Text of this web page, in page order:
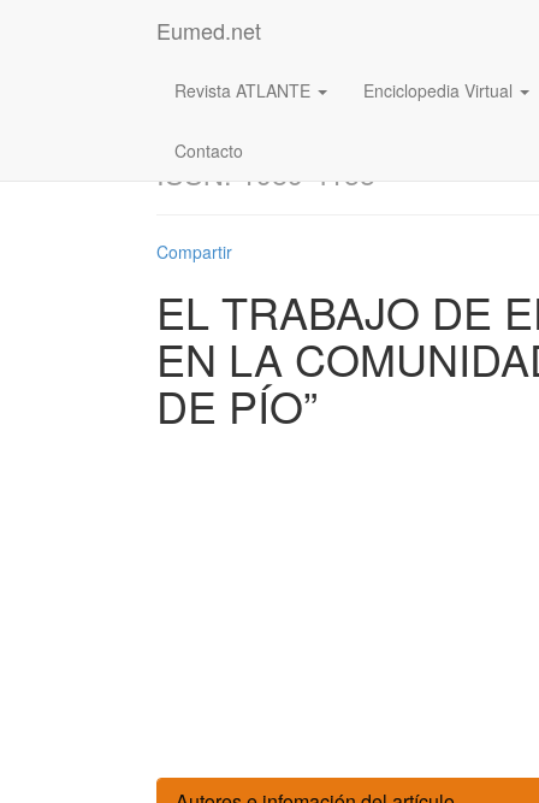
Eumed.net
Revista ATLANTE Enciclopedia Virtual
Contacto
Revista: Atlante.
ISSN: 1989-4155
Compartir
EL TRABAJO DE
EN LA
DE PÍO”